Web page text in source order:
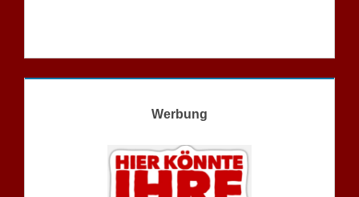
Werbung